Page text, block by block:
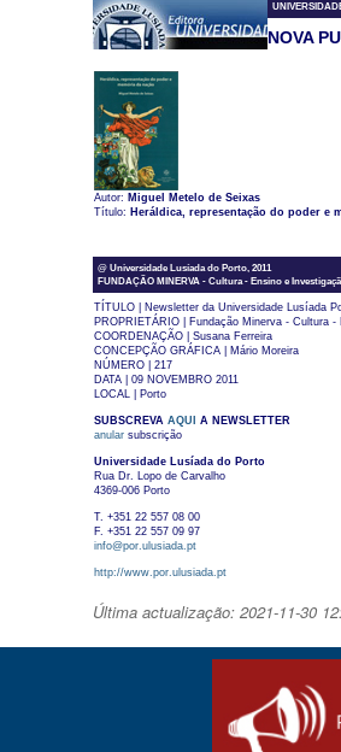
NOVA
Autor: Miguel Metelo de Seixas
Título: Heráldica, representação do poder e
@ Universidade Lusíada do Porto, 2011
FUNDAÇÃO MINERVA - Cultura - Ensino e
TÍTULO | Newsletter da Universidade Lusíada
PROPRIETÁRIO | Fundação Minerva - Cultura
COORDENAÇÃO | Susana Ferreira
CONCEPÇÃO GRÁFICA | Mário Moreira
NÚMERO | 217
DATA | 09 NOVEMBRO 2011
LOCAL | Porto
SUBSCREVA AQUI
A NEWSLETTER
anularsubscrição
Universidade Lusíada do Porto
Rua Dr. Lopo de Carvalho
4369-006 Porto
T. +351 22 557 08 00
F. +351 22 557 09 97
info@por.ulusiada.pt
http://www.por.ulusiada.pt
Última actualização: 2021-11-30